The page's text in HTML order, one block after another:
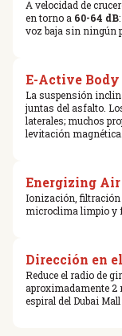
A velocidad de
en torno a 60-64 dB
voz baja sin ningún
E-Active
La suspensión
juntas del asfalto.
laterales; muchos
levitación magnética.
Energizing
Ionización,
microclima limpio y
Dirección en
Reduce el radio de
aproximadamente 2
espiral del Dubai